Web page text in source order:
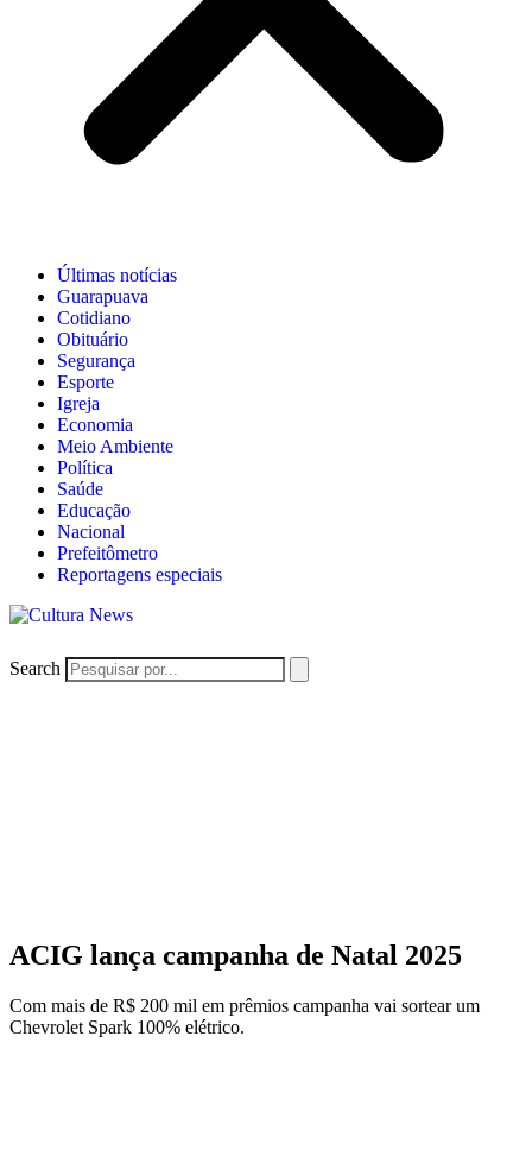
Últimas notícias
Guarapuava
Cotidiano
Obituário
Segurança
Esporte
Igreja
Economia
Meio Ambiente
Política
Saúde
Educação
Nacional
Prefeitômetro
Reportagens especiais
Search
ACIG lança campanha de Natal 2025
Com mais de R$ 200 mil em prêmios campanha vai sortear um
Chevrolet Spark 100% elétrico.